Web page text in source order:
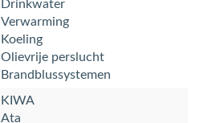
Drinkwater
Verwarming
Koeling
Olievrije perslucht
Brandblussystemen
KIWA
Ata